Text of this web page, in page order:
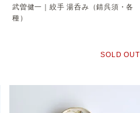
武曽健一｜絞手 湯呑み（錆呉須・各
種）
SOLD OUT